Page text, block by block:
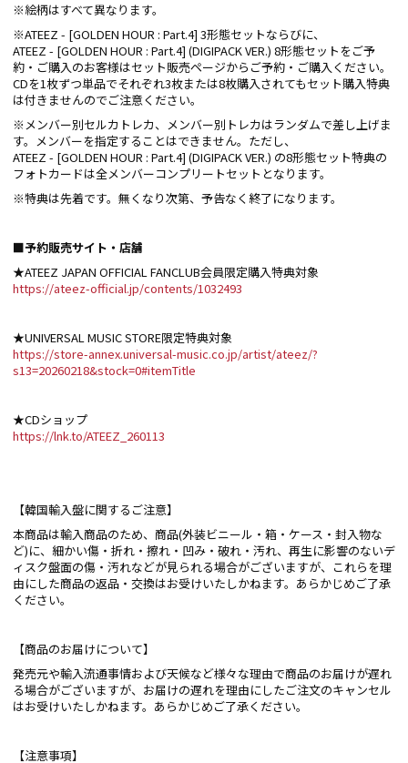
※絵柄はすべて異なります。
※ATEEZ - [GOLDEN HOUR : Part.4] 3形態セットならびに、
ATEEZ - [GOLDEN HOUR : Part.4] (DIGIPACK VER.) 8形態セットをご予
約・ご購入のお客様はセット販売ページからご予約・ご購入ください。
CDを1枚ずつ単品でそれぞれ3枚または8枚購入されてもセット購入特典
は付きませんのでご注意ください。
※メンバー別セルカトレカ、メンバー別トレカはランダムで差し上げま
す。メンバーを指定することはできません。ただし、
ATEEZ - [GOLDEN HOUR : Part.4] (DIGIPACK VER.) の8形態セット特典の
フォトカードは全メンバーコンプリートセットとなります。
※特典は先着です。無くなり次第、予告なく終了になります。
■予約販売サイト・店舗
★ATEEZ JAPAN OFFICIAL FANCLUB会員限定購入特典対象
https://ateez-official.jp/contents/1032493
★UNIVERSAL MUSIC STORE限定特典対象
https://store-annex.universal-music.co.jp/artist/ateez/?
s13=20260218&stock=0#itemTitle
★CDショップ
https://lnk.to/ATEEZ_260113
【韓国輸入盤に関するご注意】
本商品は輸入商品のため、商品(外装ビニール・箱・ケース・封入物な
ど)に、細かい傷・折れ・擦れ・凹み・破れ・汚れ、再生に影響のないデ
ィスク盤面の傷・汚れなどが見られる場合がございますが、これらを理
由にした商品の返品・交換はお受けいたしかねます。あらかじめご了承
ください。
【商品のお届けについて】
発売元や輸入流通事情および天候など様々な理由で商品のお届けが遅れ
る場合がございますが、お届けの遅れを理由にしたご注文のキャンセル
はお受けいたしかねます。あらかじめご了承ください。
【注意事項】